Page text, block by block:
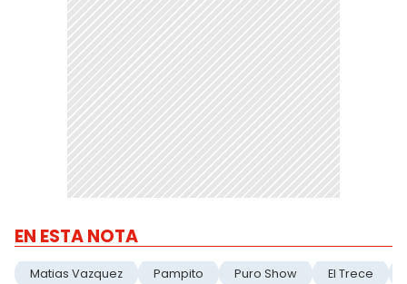
EN ESTA NOTA
Matias Vazquez Pampito Puro Show El Trece